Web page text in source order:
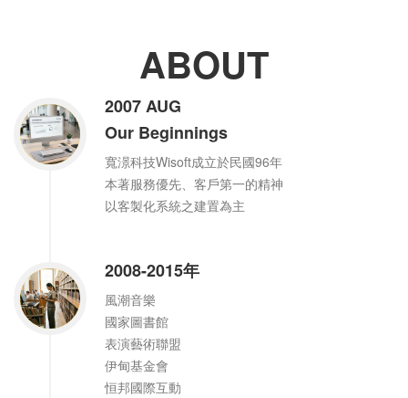
ABOUT
2007 AUG
Our Beginnings
寬澋科技Wisoft成立於民國96年
本著服務優先、客戶第一的精神
以客製化系統之建置為主
2008-2015年
風潮音樂
國家圖書館
表演藝術聯盟
伊甸基金會
恒邦國際互動